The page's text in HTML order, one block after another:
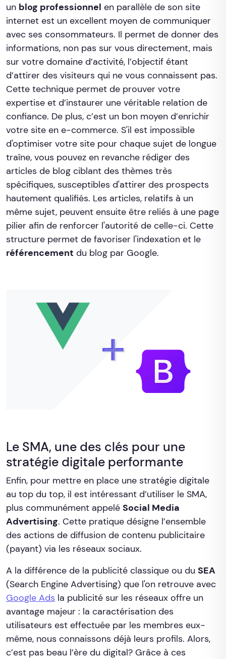
un blog professionnel en parallèle de son site
internet est un excellent moyen de communiquer
avec ses consommateurs. Il permet de donner des
informations, non pas sur vous directement, mais
sur votre domaine d’activité, l’objectif étant
d’attirer des visiteurs qui ne vous connaissent pas.
Cette technique permet de prouver votre
expertise et d’instaurer une véritable relation de
confiance. De plus, c’est un bon moyen d’enrichir
votre site en e-commerce. S'il est impossible
d'optimiser votre site pour chaque sujet de longue
traîne, vous pouvez en revanche rédiger des
articles de blog ciblant des thèmes très
spécifiques, susceptibles d'attirer des prospects
hautement qualifiés. Les articles, relatifs à un
même sujet, peuvent ensuite être reliés à une page
pilier afin de renforcer l'autorité de celle-ci. Cette
structure permet de favoriser l'indexation et le
référencement du blog par Google.
Le SMA, une des clés pour une
stratégie digitale performante
Enfin, pour mettre en place une stratégie digitale
au top du top, il est intéressant d’utiliser le SMA,
plus communément appelé Social Media
Advertising. Cette pratique désigne l’ensemble
des actions de diffusion de contenu publicitaire
(payant) via les réseaux sociaux.
A la différence de la publicité classique ou du SEA
(Search Engine Advertising) que l'on retrouve avec
Google Ads la publicité sur les réseaux offre un
avantage majeur : la caractérisation des
utilisateurs est effectuée par les membres eux-
même, nous connaissons déjà leurs profils. Alors,
c’est pas beau l’ère du digital? Grâce à ces